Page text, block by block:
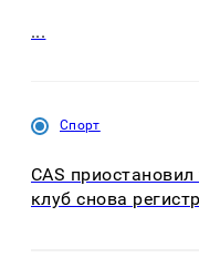
...
Спорт
CAS
клуб снова